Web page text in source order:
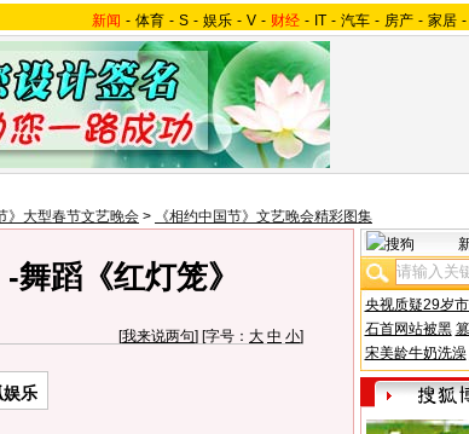
新闻 - 体育 - S - 娱乐 - V - 财经 - IT - 汽车 - 房产 - 家居 -
》大型春节文艺晚会 > 《相约中国节》文艺晚会精彩图集
舞蹈《红灯笼》
[我来说两句] [字号： 大 中 小]
娱乐
央视质疑29岁
石首网站被黑
宋美龄牛奶洗澡